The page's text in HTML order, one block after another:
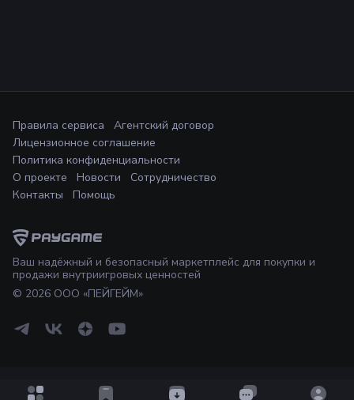
Ваш надёжный и безопасный маркетплейс для покупки и
продажи внутриигровых ценностей
© 2026 ООО «ПЕЙГЕЙМ»
Правила сервиса
Агентский договор
Лицензионное соглашение
Политика конфиденциальности
О проекте
Новости
Сотрудничество
Контакты
Помощь